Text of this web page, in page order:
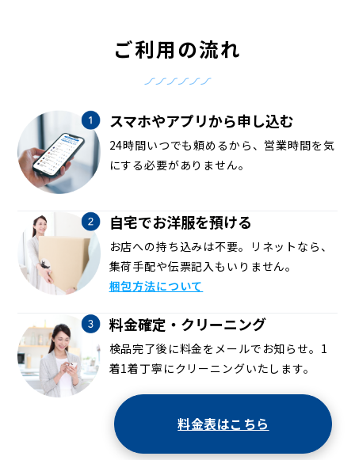
ご利用の流れ
スマホやアプリから申し込む
24時間いつでも頼めるから、営業時間を気
にする必要がありません。
自宅でお洋服を預ける
お店への持ち込みは不要。リネットなら、
集荷手配や伝票記入もいりません。
梱包方法について
料金確定・クリーニング
検品完了後に料金をメールでお知らせ。1
着1着丁寧にクリーニングいたします。
料金表はこちら